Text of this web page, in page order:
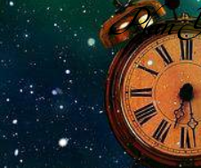
Plan